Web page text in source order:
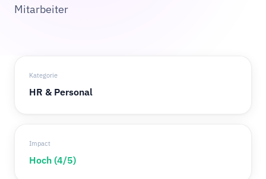
Mitarbeiter
Kategorie
HR & Personal
Impact
Hoch (4/5)